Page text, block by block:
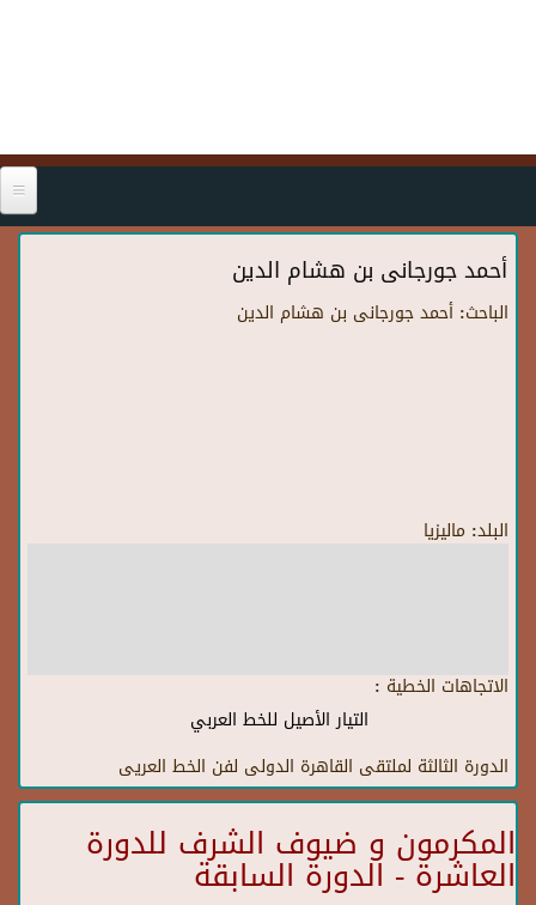
أحمد جورجانى بن هشام الدين
الباحث: أحمد جورجانى بن هشام الدين
البلد: ماليزيا
الاتجاهات الخطية :
التيار الأصيل للخط العربي
الدورة الثالثة لملتقى القاهرة الدولى لفن الخط العريى
المكرمون و ضيوف الشرف للدورة
العاشرة - الدورة السابقة